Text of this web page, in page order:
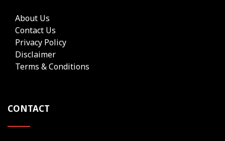
About Us
Contact Us
Privacy Policy
Disclaimer
Terms & Conditions
CONTACT